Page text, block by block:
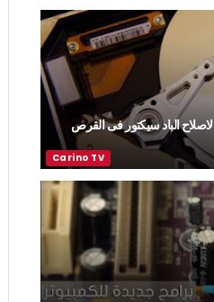
برنامج Hard Disk Sentinel لاصلاح الباد سيكتور فى القرص